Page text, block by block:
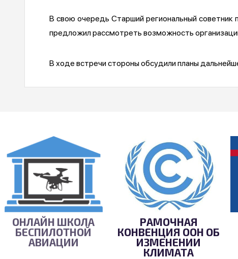
В свою очередь Старший региональный
предложил рассмотреть возможность
В ходе встречи стороны обсудили планы
ОНЛАЙН ШКОЛА
БЕСПИЛОТНОЙ
АВИАЦИИ
РАМОЧНАЯ
КОНВЕНЦИЯ ООН ОБ
ИЗМЕНЕНИИ
КЛИМАТА